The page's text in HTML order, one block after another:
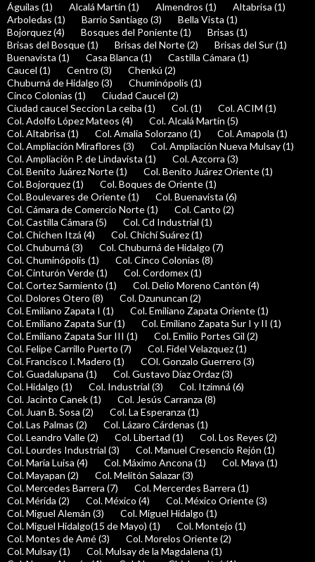
Águilas (1) Alcalá Martín (1) Almendros (1)
Altabrisa (1)
Arboledas (1)
Barrio Santiago (3)
Bella Vista (1)
Bojorquez (4)
Bosques del Poniente (1)
Brisas (1)
Brisas del Bosque (1)
Brisas del Norte (2)
Brisas del Sur (1)
Buenavista (1)
Casa Blanca (1)
Castilla Cámara (1)
Caucel (1)
Centro (3)
Chenkú (2)
Chuburná de Hidalgo (3)
Chuminópolis (1)
Cinco Colonias (1)
Ciudad Caucel (2)
Ciudad caucel Seccion La ceiba (1)
Col. (1)
Col. ACIM (1)
Col. Adolfo López Mateos (4)
Col. Alcalá Martín (5)
Col. Altabrisa (1)
Col. Amalia Solorzano (1)
Col. Amapola (1)
Col. Ampliación Miraflores (3)
Col. Ampliación Nueva Mulsay (1)
Col. Ampliación P. de Lindavista (1)
Col. Azcorra (3)
Col. Benito Juárez Norte (1)
Col. Benito Juárez Oriente (1)
Col. Bojorquez (1)
Col. Boques de Oriente (1)
Col. Boulevares de Oriente (1)
Col. Buenavista (6)
Col. Cámara de Comercio Norte (1)
Col. Canto (2)
Col. Castilla Cámara (5)
Col. Cd Industrial (1)
Col. Chichen Itzá (4)
Col. Chichí Suárez (1)
Col. Chuburná (3)
Col. Chuburná de Hidalgo (7)
Col. Chuminópolis (1)
Col. Cinco Colonias (8)
Col. Cinturón Verde (1)
Col. Cordomex (1)
Col. Cortez Sarmiento (1)
Col. Delio Moreno Cantón (4)
Col. Dolores Otero (8)
Col. Dzununcan (2)
Col. Emiliano Zapata I (1)
Col. Emiliano Zapata Oriente (1)
Col. Emiliano Zapata Sur (1)
Col. Emiliano Zapata Sur I y II (1)
Col. Emiliano Zapata Sur III (1)
Col. Emilio Portes Gil (2)
Col. Felipe Carrillo Puerto (7)
Col. Fidel Velazquez (1)
Col. Francisco I. Madero (1)
COl. Gonzalo Guerrero (3)
Col. Guadalupana (1)
Col. Gustavo Díaz Ordaz (3)
Col. Hidalgo (1)
Col. Industrial (3)
Col. Itzimná (6)
Col. Jacinto Canek (1)
Col. Jesús Carranza (8)
Col. Juan B. Sosa (2)
Col. La Esperanza (1)
Col. Las Palmas (2)
Col. Lázaro Cárdenas (1)
Col. Leandro Valle (2)
Col. Libertad (1)
Col. Los Reyes (2)
Col. Lourdes Industrial (3)
Col. Manuel Cresencio Rejón (1)
Col. María Luisa (4)
Col. Máximo Ancona (1)
Col. Maya (1)
Col. Mayapan (2)
Col. Melitón Salazar (3)
Col. Mercedes Barrera (7)
Col. Mercerdes Barrera (1)
Col. Mérida (2)
Col. México (4)
Col. México Oriente (3)
Col. Miguel Alemán (3)
Col. Miguel Hidalgo (1)
Col. Miguel Hidalgo(15 de Mayo) (1)
Col. Montejo (1)
Col. Montes de Amé (3)
Col. Morelos Oriente (2)
Col. Mulsay (1)
Col. Mulsay de la Magdalena (1)